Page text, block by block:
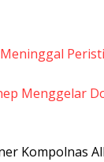
Menggelar
Kompolnas